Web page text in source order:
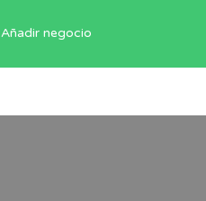
Añadir negocio